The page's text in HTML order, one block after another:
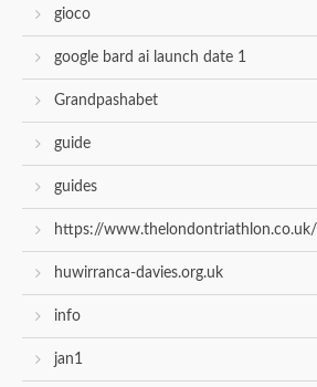
gioco
google bard ai launch date 1
Grandpashabet
guide
guides
https://www.thelondontriathlon.co.uk/
huwirranca-davies.org.uk
info
jan1